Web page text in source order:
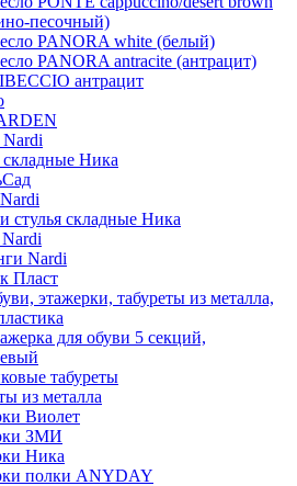
песочный)
PANORA white (белый)
PANORA antracite (антрацит)
антрацит
Nardi
складные Ника
стулья складные Ника
Nardi
Пласт
этажерки, табуреты из металла,
для обуви 5 секций,
табуреты
из металла
Виолет
ЗМИ
Ника
полки ANYDAY